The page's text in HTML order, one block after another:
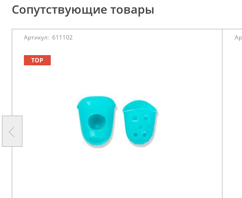
Сопутствующие товары
Артикул: 611102
TOP